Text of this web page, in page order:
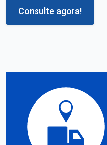
Consulte agora!